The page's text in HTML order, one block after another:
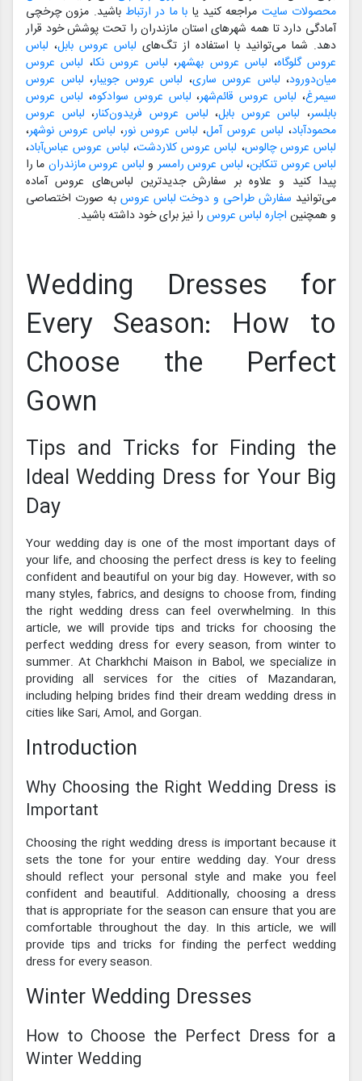
محصولات سایت مراجعه کنید یا با ما در ارتباط باشید. مزون چرخچی
آمادگی دارد تا همه شهرهای استان مازندران را تحت پوشش خود قرار
دهد. شما می‌توانید با استفاده از تگ‌های لباس عروس بابل، لباس
عروس گلوگاه، لباس عروس بهشهر، لباس عروس نکا، لباس عروس
میان‌دورود، لباس عروس ساری، لباس عروس جویبار، لباس عروس
سیمرغ، لباس عروس قائم‌شهر، لباس عروس سوادکوه، لباس عروس
بابلسر، لباس عروس بابل، لباس عروس فریدون‌کنار، لباس عروس
محمودآباد، لباس عروس آمل، لباس عروس نور، لباس عروس نوشهر،
لباس عروس چالوس، لباس عروس کلاردشت، لباس عروس عباس‌آباد،
لباس عروس تنکابن، لباس عروس رامسر و لباس عروس مازندران ما را
پیدا کنید و علاوه بر سفارش جدیدترین لباس‌های عروس آماده
می‌توانید سفارش طراحی و دوخت لباس عروس به صورت اختصاصی
و همچنین اجاره لباس عروس را نیز برای خود داشته باشید.
Wedding Dresses for
Every Season: How to
Choose the Perfect
Gown
Tips and Tricks for Finding the
Ideal Wedding Dress for Your Big
Day
Your wedding day is one of the most important days of
your life, and choosing the perfect dress is key to feeling
confident and beautiful on your big day. However, with so
many styles, fabrics, and designs to choose from, finding
the right wedding dress can feel overwhelming. In this
article, we will provide tips and tricks for choosing the
perfect wedding dress for every season, from winter to
summer. At Charkhchi Maison in Babol, we specialize in
providing all services for the cities of Mazandaran,
including helping brides find their dream wedding dress in
cities like Sari, Amol, and Gorgan.
Introduction
Why Choosing the Right Wedding Dress is
Important
Choosing the right wedding dress is important because it
sets the tone for your entire wedding day. Your dress
should reflect your personal style and make you feel
confident and beautiful. Additionally, choosing a dress
that is appropriate for the season can ensure that you are
comfortable throughout the day. In this article, we will
provide tips and tricks for finding the perfect wedding
dress for every season.
Winter Wedding Dresses
How to Choose the Perfect Dress for a
Winter Wedding